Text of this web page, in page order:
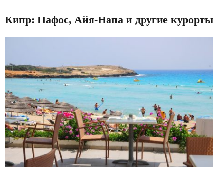
Кипр: Пафос, Айя-Напа и другие курорты